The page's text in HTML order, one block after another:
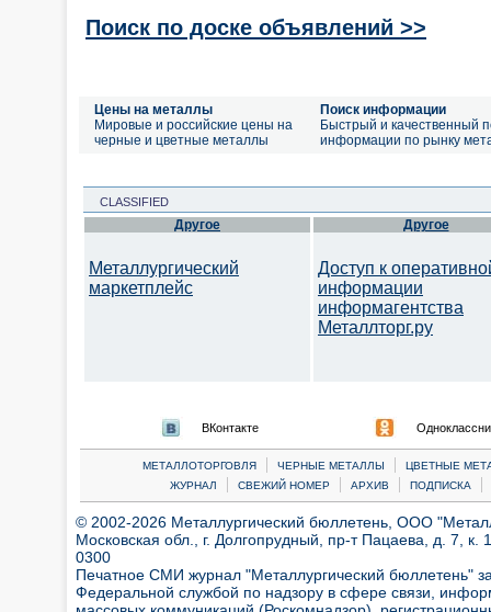
Поиск по доске объявлений >>
Цены на металлы
Мировые и российские цены на
черные и цветные металлы
Поиск информации
Быстрый и качественный
информации по рынку
CLASSIFIED
Другое
Металлургический
маркетплейс
Другое
Доступ к
информации
информагентства
Металлторг.ру
ВКонтакте
МЕТАЛЛОТОРГОВЛЯ | ЧЕРНЫЕ МЕТАЛЛЫ |
ЦВЕТНЫЕ
ЖУРНАЛ
| СВЕЖИЙ НОМЕР | АРХИВ | ПОДПИСКА |
© 2002-2026 Металлургический бюллетень, ООО
Московская обл., г. Долгопрудный, пр-т Пацаева, д. 7,
0300
Печатное СМИ журнал "Металлургический бюллетень"
Федеральной службой по надзору в сфере связи,